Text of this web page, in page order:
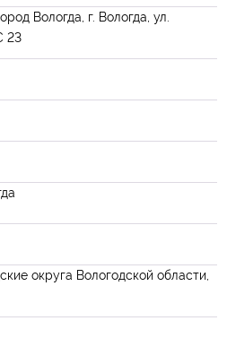
Вологда, г. Вологда, ул.
23
округа Вологодской области,